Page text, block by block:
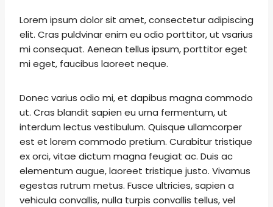
Lorem ipsum dolor sit amet, consectetur adipiscing
elit. Cras puldvinar enim eu odio porttitor, ut vsarius
mi consequat. Aenean tellus ipsum, porttitor eget
mi eget, faucibus laoreet neque.
Donec varius odio mi, et dapibus magna commodo
ut. Cras blandit sapien eu urna fermentum, ut
interdum lectus vestibulum. Quisque ullamcorper
est et lorem commodo pretium. Curabitur tristique
ex orci, vitae dictum magna feugiat ac. Duis ac
elementum augue, laoreet tristique justo. Vivamus
egestas rutrum metus. Fusce ultricies, sapien a
vehicula convallis, nulla turpis convallis tellus, vel